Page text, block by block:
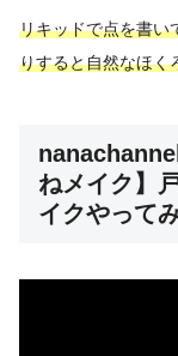
リキッドで点を書い
りすると自然なほく
ねメイク】
イクやって